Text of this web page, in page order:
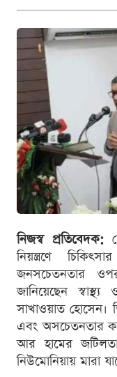
নিজস্ব প্রতিবেদক:
নিয়ন্ত্রণে
জনসচেতনতার
জানিয়েছেন
সাখাওয়াত হোসেন।
এবং অসচেতনতার
আর হামের
নিউমোনিয়ায় মারা